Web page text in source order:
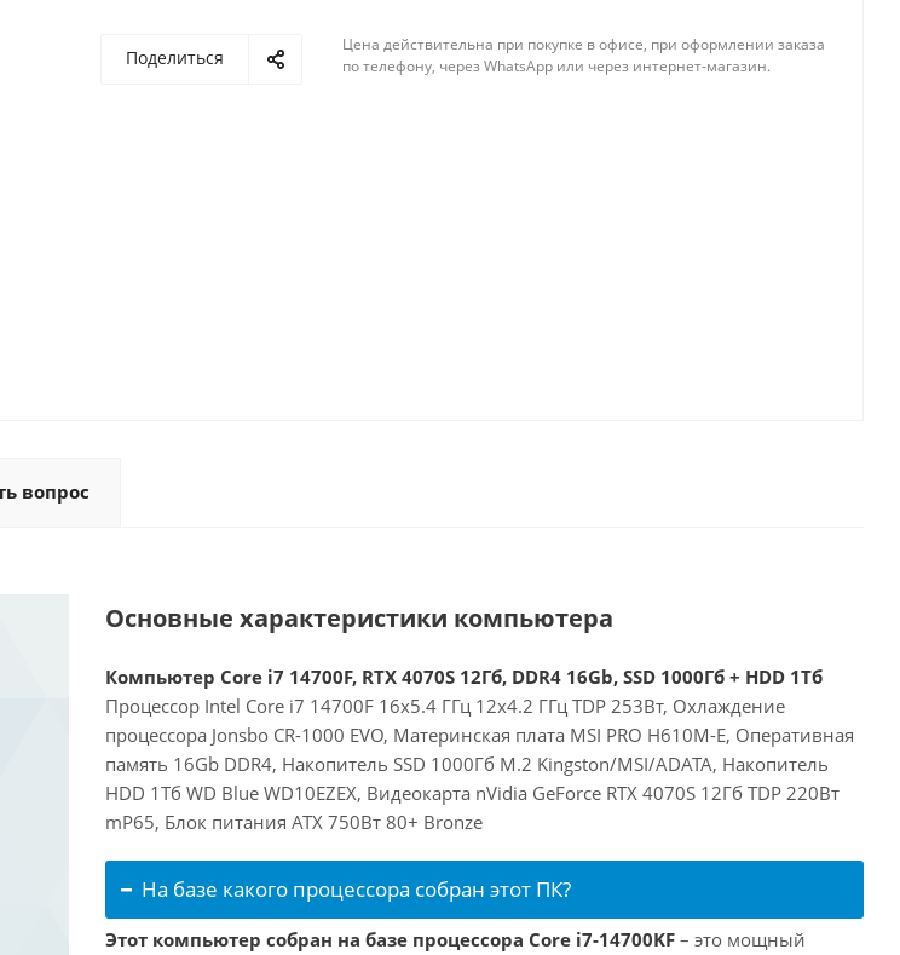
Поделиться
Цена действительна при покупке в офисе, при оформлении заказа
по телефону, через WhatsApp или через интернет-магазин.
вопрос
Основные характеристики компьютера
Компьютер Core i7 14700F, RTX 4070S 12Гб, DDR4 16Gb, SSD 1000Гб + HDD 1Тб
Процессор Intel Core i7 14700F 16x5.4 ГГц 12x4.2 ГГц TDP 253Вт, Охлаждение
процессора Jonsbo CR-1000 EVO, Материнская плата MSI PRO H610M-E, Оперативная
память 16Gb DDR4, Накопитель SSD 1000Гб M.2 Kingston/MSI/ADATA, Накопитель
HDD 1Тб WD Blue WD10EZEX, Видеокарта nVidia GeForce RTX 4070S 12Гб TDP 220Вт
mP65, Блок питания ATX 750Вт 80+ Bronze
На базе какого процессора собран этот ПК?
Этот компьютер собран на базе процессора Core i7-14700KF – это мощный